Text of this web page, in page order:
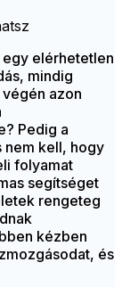
egy elérhetetlen
mindig
azon
Pedig a
nem kell, hogy
folyamat
segítséget
rengeteg
kézben
és